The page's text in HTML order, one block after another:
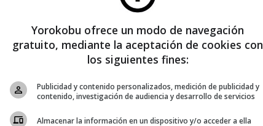
Yorokobu ofrece un modo de navegación
gratuito, mediante la aceptación de cookies con
los siguientes fines:
Publicidad y contenido personalizados, medición de publicidad y
contenido, investigación de audiencia y desarrollo de servicios
Almacenar la información en un dispositivo y/o acceder a ella